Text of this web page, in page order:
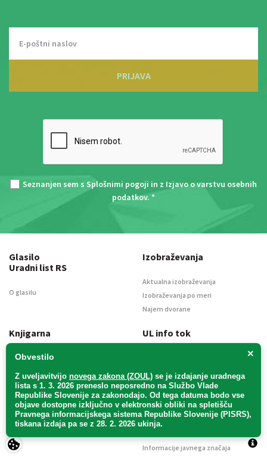
PRIJAVA
Seznanjen sem s Splošnimi pogoji in z Izjavo o varstvu osebnih
podatkov. *
×
Obvestilo
Z uveljavitvijo novega zakona (ZOUL) se je izdajanje uradnega
lista s 1. 3. 2026 preneslo neposredno na Službo Vlade
Republike Slovenije za zakonodajo. Od tega datuma bodo vse
objave dostopne izključno v elektronski obliki na spletišču
Pravnega informacijskega sistema Republike Slovenije (PISRS),
tiskana izdaja pa se z 28. 2. 2026 ukinja.
Glasilo
Uradni list RS
O glasilu
Izobraževanja
Aktualna izobraževanja
Izobraževanja po meri
Najem dvorane
Knjigarna
Novo v ponudbi
Kako nakupovati v spletni knjigarni
UL info tok
Preizkusi brezplačno
Novice
Aktualni članki
Podjetje
O podjetju |
Informacije javnega značaja